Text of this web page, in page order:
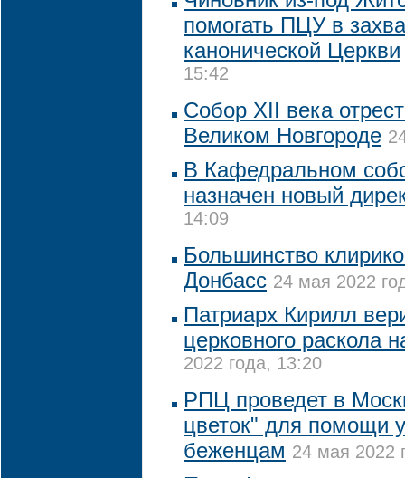
помогать ПЦУ в
канонической Церкви
15:42
Собор XII века
Великом Новгороде
В Кафедральном
назначен новый
14:09
Большинство
Донбасс 24 мая 2022
Патриарх Кирилл
церковного раскола
2022 года, 13:20
РПЦ проведет в
цветок" для помощи
беженцам 24 мая 2022